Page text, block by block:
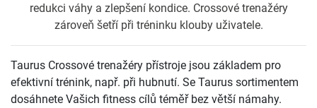
redukci váhy a zlepšení kondice. Crossové trenažéry
zároveň šetří při tréninku klouby uživatele.
Taurus Crossové trenažéry přístroje jsou základem pro
efektivní trénink, např. při hubnutí. Se Taurus sortimentem
dosáhnete Vašich fitness cílů téměř bez větší námahy.